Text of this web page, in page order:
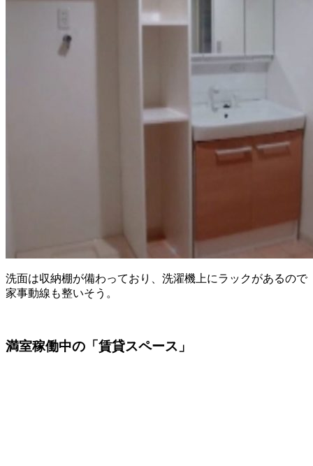
洗面は収納棚が備わっており、洗濯機上にラックがあるので
家事動線も整いそう。
満室稼働中の「賃貸スペース」